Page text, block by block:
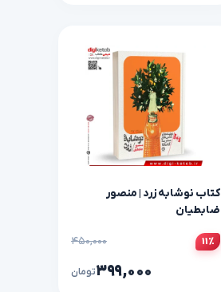
کتاب نوشابه زرد | منصور
ضابطیان
۱۱٪ ۴۵۰,۰۰۰
۳۹۹,۰۰۰تومان